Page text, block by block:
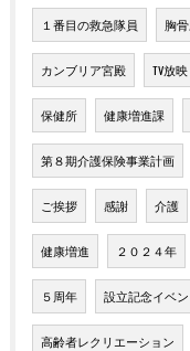
１番目の救急隊員 胸
カンブリア宮殿 TV放映
保健所 健康増進課
第８期介護保険事業計画
ご挨拶 感謝 介護
健康増進 ２０２４年
５周年 設立記念イベン
高齢者レクリエーション